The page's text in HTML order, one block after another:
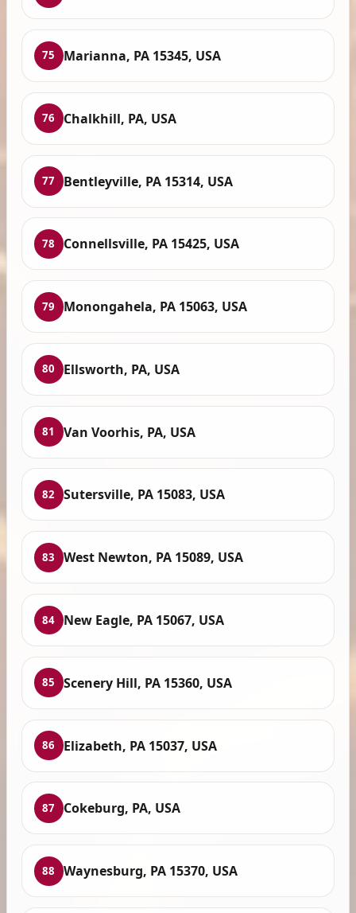
75 Marianna, PA 15345, USA
76 Chalkhill, PA, USA
77 Bentleyville, PA 15314, USA
78 Connellsville, PA 15425, USA
79 Monongahela, PA 15063, USA
80 Ellsworth, PA, USA
81 Van Voorhis, PA, USA
82 Sutersville, PA 15083, USA
83 West Newton, PA 15089, USA
84 New Eagle, PA 15067, USA
85 Scenery Hill, PA 15360, USA
86 Elizabeth, PA 15037, USA
87 Cokeburg, PA, USA
88 Waynesburg, PA 15370, USA